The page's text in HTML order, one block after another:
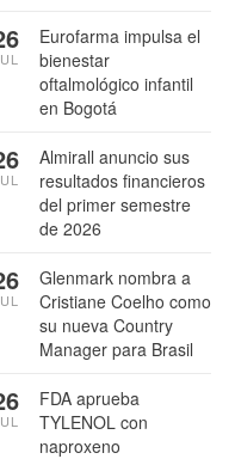
Eurofarma impulsa el
bienestar
oftalmológico infantil
en Bogotá
Almirall anuncio sus
resultados financieros
del primer semestre
de 2026
Glenmark nombra a
Cristiane Coelho como
su nueva Country
Manager para Brasil
FDA aprueba
TYLENOL con
naproxeno